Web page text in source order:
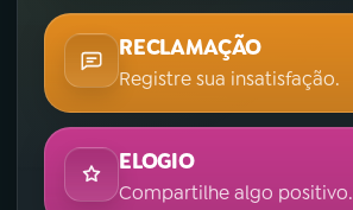
RECLAMAÇÃO
Registre sua insatisfação.
ELOGIO
Compartilhe algo positivo.